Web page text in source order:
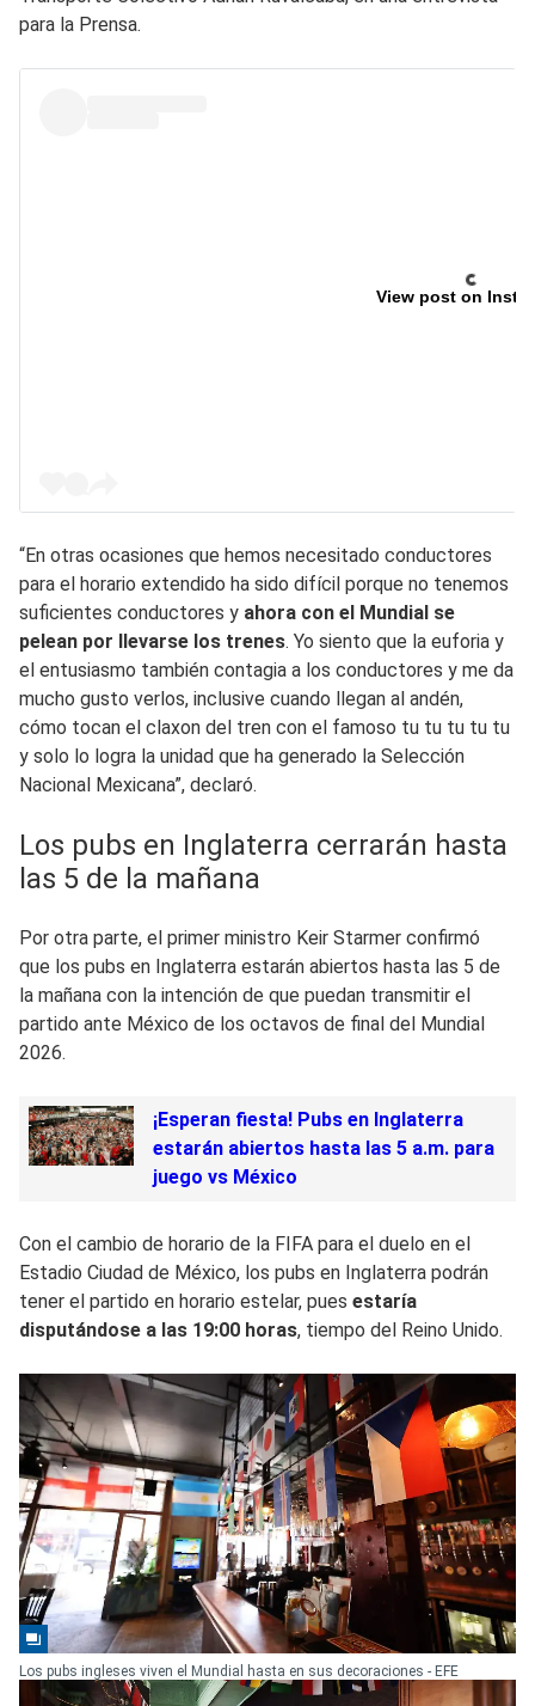
para la Prensa.
View post on
“En otras ocasiones que hemos necesitado conductores
para el horario extendido ha sido difícil porque no tenemos
suficientes conductores y ahora con el Mundial se
pelean por llevarse los trenes. Yo siento que la euforia y
el entusiasmo también contagia a los conductores y me da
mucho gusto verlos, inclusive cuando llegan al andén,
cómo tocan el claxon del tren con el famoso tu tu tu tu tu
y solo lo logra la unidad que ha generado la Selección
Nacional Mexicana”, declaró.
Los pubs en Inglaterra cerrarán hasta
las 5 de la mañana
Por otra parte, el primer ministro Keir Starmer confirmó
que los pubs en Inglaterra estarán abiertos hasta las 5 de
la mañana con la intención de que puedan transmitir el
partido ante México de los octavos de final del Mundial
2026.
¡Esperan fiesta! Pubs en Inglaterra
estarán abiertos hasta las 5 a.m. para
juego vs México
Con el cambio de horario de la FIFA para el duelo en el
Estadio Ciudad de México, los pubs en Inglaterra podrán
tener el partido en horario estelar, pues estaría
disputándose a las 19:00 horas, tiempo del Reino Unido.
Los pubs ingleses viven el Mundial hasta en sus decoraciones - EFE